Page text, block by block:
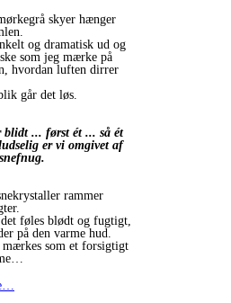
skyer hænger
og dramatisk ud og
som jeg mærke på
hvordan luften dirrer
går det løs.
blidt ... først ét ... så ét
er vi omgivet af
rammer
det føles blødt og fugtigt,
på den varme hud.
mærkes som et forsigtigt